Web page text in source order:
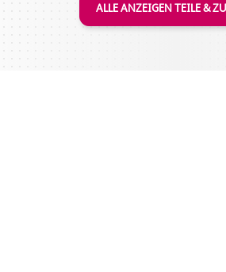
ALLE ANZEIGEN TEILE &